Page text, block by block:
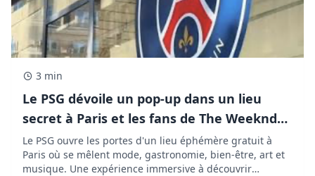
3 min
Le PSG dévoile un pop-up dans un lieu
secret à Paris et les fans de The Weeknd
vont adorer !
Le PSG ouvre les portes d'un lieu éphémère gratuit à
Paris où se mêlent mode, gastronomie, bien-être, art et
musique. Une expérience immersive à découvrir